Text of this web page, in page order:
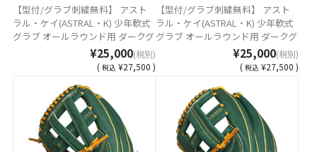
【型付/グラブ刺繍無料】 アスト
ラル・ケイ(ASTRAL・K) 少年軟式
グラブ オールラウンド用 ダークグ
リーン ステアレザー 日本製 AST-
26JLO-DGREEN [ 型付け無料 少年
軟式グラブ刺繍1ヶ所無料(単色の
み)※縁取り・影付きの場合、1ヶ
所+3300円(税込)]
¥25,000(税別)
( 税込 ¥27,500 )
【型付/グラブ刺繍無料】 アスト
ラル・ケイ(ASTRAL・K) 少年軟式
グラブ オールラウンド用 ダークグ
リーン ステアレザー 日本製 AST-
26JML-DGREEN [ 型付け無料 少年
軟式グラブ刺繍1ヶ所無料(単色の
み)※縁取り・影付きの場合、1ヶ
所+3300円(税込)]
¥25,000(税別)
( 税込 ¥27,500 )